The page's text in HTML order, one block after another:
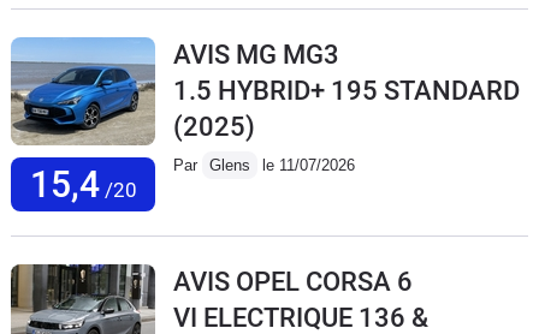
15,4/20
AVIS MG MG3
1.5 HYBRID+ 195 STANDARD
(2025)
Par Glens le 11/07/2026
AVIS OPEL CORSA 6
VI ELECTRIQUE 136 &